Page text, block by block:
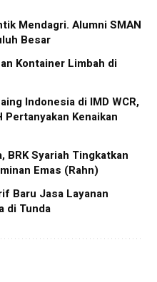
Mendagri. Alumni SMAN
Besar
Kontainer Limbah di
Indonesia di IMD WCR,
Pertanyakan Kenaikan
BRK Syariah Tingkatkan
Emas (Rahn)
Baru Jasa Layanan
di Tunda